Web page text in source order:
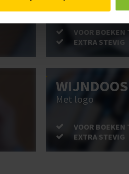
Post stevig
VOOR BOEKEN
EXTRA STEVIG
Met logo
VOOR BOEKEN
EXTRA STEVIG